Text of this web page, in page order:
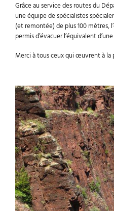
Grâce au service des routes du
une équipe de spécialistes
(et remontée) de plus 100 mètres,
permis d’évacuer l’équivalent
Merci à tous ceux qui œuvrent à la